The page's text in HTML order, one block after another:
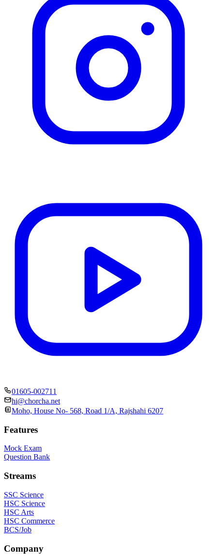
01605-002711
hi@chorcha.net
Moho, House No- 568, Road 1/A, Rajshahi 6207
Features
Mock Exam
Question Bank
Streams
SSC Science
HSC Science
HSC Arts
HSC Commerce
BCS/Job
Company